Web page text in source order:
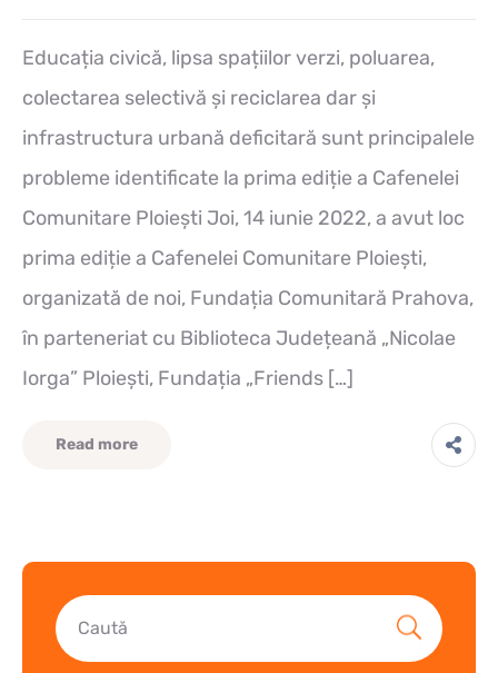
Educația civică, lipsa spațiilor verzi, poluarea,
colectarea selectivă și reciclarea dar și
infrastructura urbană deficitară sunt principalele
probleme identificate la prima ediție a Cafenelei
Comunitare Ploiești Joi, 14 iunie 2022, a avut loc
prima ediție a Cafenelei Comunitare Ploiești,
organizată de noi, Fundația Comunitară Prahova,
în parteneriat cu Biblioteca Județeană „Nicolae
Iorga” Ploiești, Fundația „Friends […]
Read more